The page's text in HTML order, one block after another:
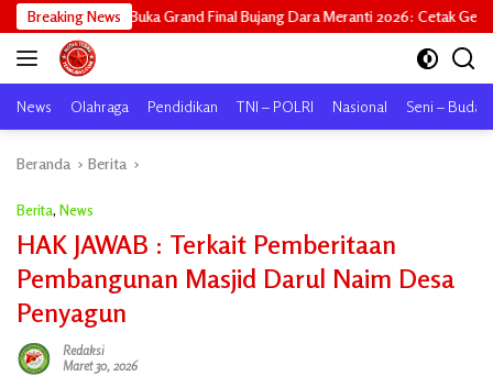
Langsung
ke
konten
Breaking News
Final Bujang Dara Meranti 2026: Cetak Generasi Unggul untuk ‘Sagu
News Olahraga Pendidikan TNI – POLRI Nasional Seni –
Beranda Berita
Berita, News
HAK JAWAB : Terkait Pemberitaan
Pembangunan Masjid Darul Naim Desa
Penyagun
Redaksi
Maret 30, 2026